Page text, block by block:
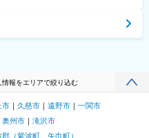
報をエリアで絞り込む
市 久慈市 遠野市
一関市
奥州市
滝沢市
郡（紫波町、矢巾町）